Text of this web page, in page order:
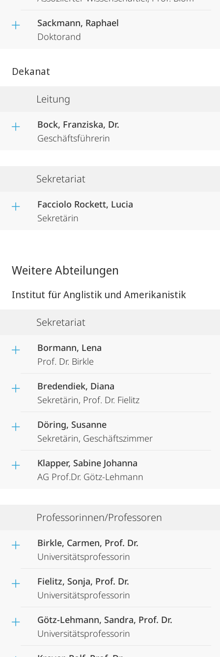
Sackmann, Raphael
Doktorand
Dekanat
Leitung
Bock, Franziska, Dr.
Geschäftsführerin
Sekretariat
Facciolo Rockett, Lucia
Sekretärin
Weitere Abteilungen
Institut für Anglistik und Amerikanistik
Sekretariat
Bormann, Lena
Prof. Dr. Birkle
Bredendiek, Diana
Sekretärin, Prof. Dr. Fielitz
Döring, Susanne
Sekretärin, Geschäftszimmer
Klapper, Sabine Johanna
AG Prof.Dr. Götz-Lehmann
Professorinnen/Professoren
Birkle, Carmen, Prof. Dr.
Universitätsprofessorin
Fielitz, Sonja, Prof. Dr.
Universitätsprofessorin
Götz-Lehmann, Sandra, Prof. Dr.
Universitätsprofessorin